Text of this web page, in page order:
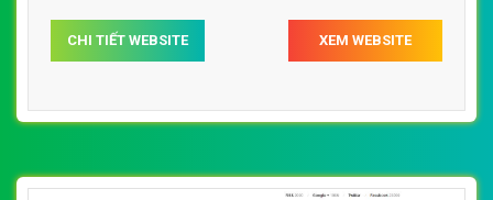
vietmoznet
CHI TIẾT WEBSITE XEM WEBSITE